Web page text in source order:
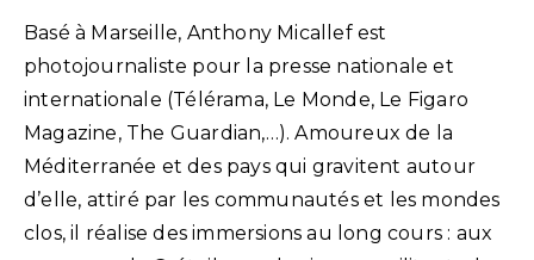
Basé à Marseille, Anthony Micallef est
photojournaliste pour la presse nationale et
internationale (Télérama, Le Monde, Le Figaro
Magazine, The Guardian,…). Amoureux de la
Méditerranée et des pays qui gravitent autour
d’elle, attiré par les communautés et les mondes
clos, il réalise des immersions au long cours : aux